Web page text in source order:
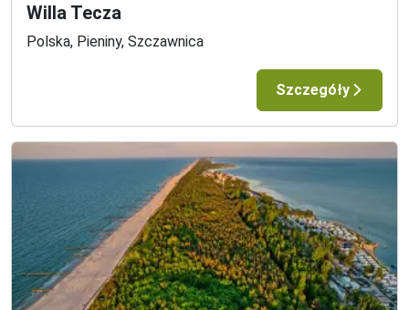
Willa Tecza
Polska, Pieniny, Szczawnica
Szczegóły